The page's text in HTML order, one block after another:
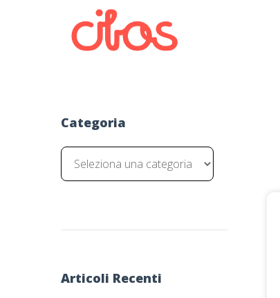
Categoria
Articoli Recenti